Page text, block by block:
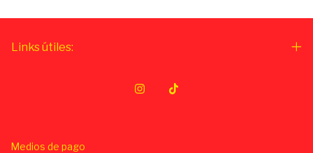
Links útiles:
Medios de pago